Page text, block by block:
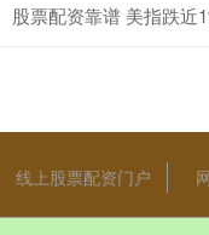
股票配资靠谱 美指跌近
线上股票配资门户